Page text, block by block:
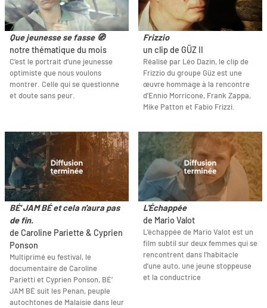
Que jeunesse se fasse 🧭
notre thématique du mois
C’est le portrait d’une jeunesse
optimiste que nous voulons
montrer. Celle qui se questionne
et doute sans peur.
Frizzio
un clip de GÜZ II
Réalisé par Léo Dazin, le clip de
Frizzio du groupe Güz est une
œuvre hommage à la rencontre
d'Ennio Morricone, Frank Zappa,
Mike Patton et Fabio Frizzi.
BÉ' JAM BÉ et cela n'aura pas
de fin.
de Caroline Pariette & Cyprien
Ponson
Multiprimé eu festival, le
documentaire de Caroline
Parietti et Cyprien Ponson, BÉ’
JAM BÉ suit les Penan, peuple
autochtones de Malaisie dans leur
L'Échappée
de Mario Valot
L’échappée de Mario Valot est un
film subtil sur deux femmes qui se
rencontrent dans l’habitacle
d’une auto, une jeune stoppeuse
et la conductrice